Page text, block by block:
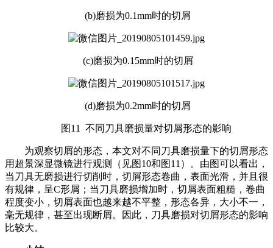
(b)磨损为0.1mm时的切屑
(c)磨损为0.15mm时的切屑
(d)磨损为0.2mm时的切屑
图11 不同刀具磨损量对切屑形态的影响
为观察切屑的形态，本文对不同刀具磨损量下的切屑形态
用超景深显微镜进行观测（见图10和图11）。由图可以看出，
当刀具无磨损进行切削时，切屑形态卷曲，表面光滑，并且很
有规律，呈C形屑；当刀具磨损增加时，切屑表面粗糙，卷曲
程度变小，切屑表面也越来越不平整，形态各异，大小不一，
毫无规律，甚至出现断屑。因此，刀具磨损对切屑形态的影响
比较大。